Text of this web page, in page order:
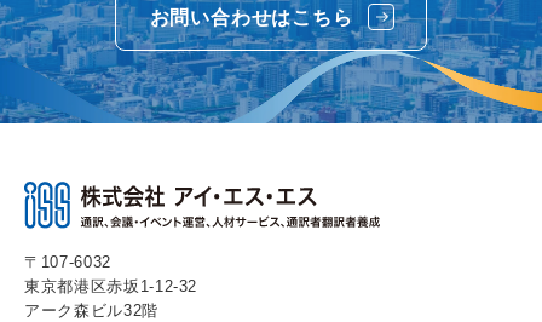
お問い合わせはこちら
〒107-6032
東京都港区赤坂1-12-32
アーク森ビル32階